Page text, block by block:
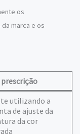
os
marca e os
prescrição
utilizando a
de ajuste da
da cor